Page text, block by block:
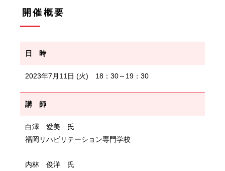
開催概要
日 時
2023年7月11日 (火) 18：30～19：30
講 師
白澤 愛美 氏
福岡リハビリテーション専門学校
内林 俊洋 氏